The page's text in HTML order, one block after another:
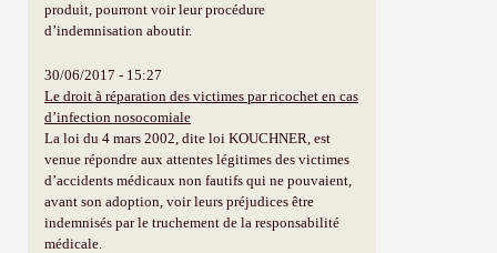
produit, pourront voir leur procédure
d’indemnisation aboutir.
30/06/2017 - 15:27
Le droit à réparation des victimes par ricochet en cas
d’infection nosocomiale
La loi du 4 mars 2002, dite loi KOUCHNER, est
venue répondre aux attentes légitimes des victimes
d’accidents médicaux non fautifs qui ne pouvaient,
avant son adoption, voir leurs préjudices être
indemnisés par le truchement de la responsabilité
médicale.